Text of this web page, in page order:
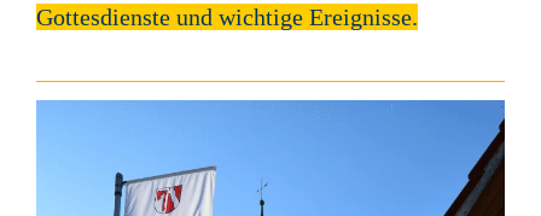
Gottesdienste und wichtige Ereignisse.